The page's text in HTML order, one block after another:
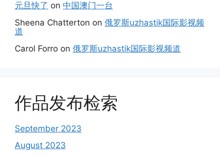
元旦快了 on 中国澳门一台
Sheena Chatterton on 俄罗斯uzhastik国际影视频
道
Carol Forro on 俄罗斯uzhastik国际影视频道
作品发布检索
September 2023
August 2023